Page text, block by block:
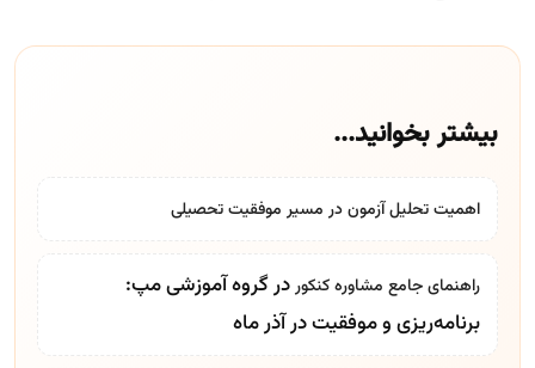
بیشتر بخوانید...
اهمیت تحلیل آزمون در مسیر موفقیت تحصیلی
راهنمای جامع مشاوره کنکوردر گروه آموزشی مپ:
برنامه‌ریزی و موفقیت در آذر ماه